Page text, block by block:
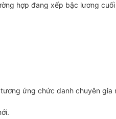
hợp đang xếp bậc lương
ứng chức danh chuyên